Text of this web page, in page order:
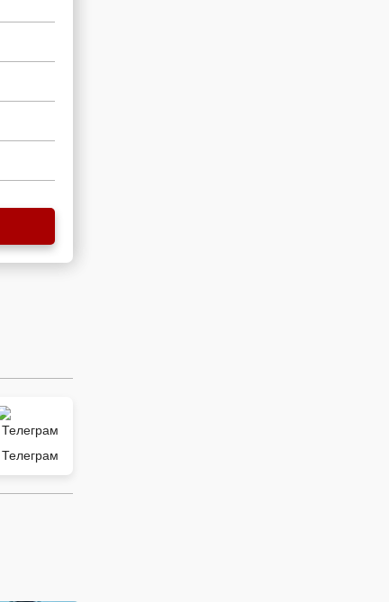
Телеграм